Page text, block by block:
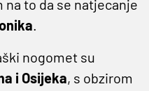
to da se natjecanje
.
nogomet su
i Osijeka, s obzirom